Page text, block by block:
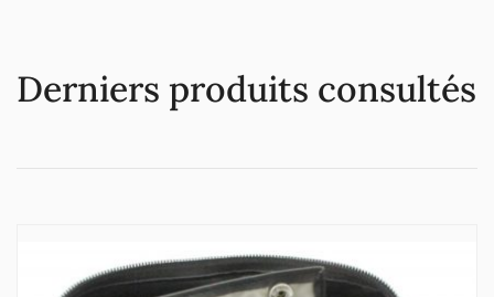
Derniers produits consultés